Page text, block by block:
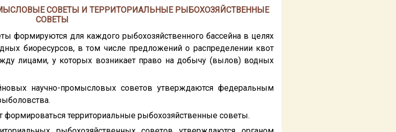
СОВЕТЫ И ТЕРРИТОРИАЛЬНЫЕ РЫБОХОЗЯЙСТВЕННЫЕ
СОВЕТЫ
формируются для каждого рыбохозяйственного бассейна в целях
биоресурсов, в том числе предложений о распределении квот
лицами, у которых возникает право на добычу (вылов) водных
научно-промысловых советов утверждаются федеральным
формироваться территориальные рыбохозяйственные советы.